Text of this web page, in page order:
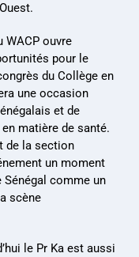
WACP ouvre
pour le
du Collège en
une occasion
et de
matière de santé.
de la section
un moment
comme un
scène
le Pr Ka est aussi